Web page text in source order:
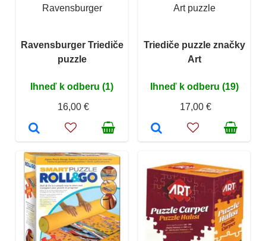
Ravensburger
Ravensburger Triediče
puzzle
Ihneď k odberu (1)
16,00 €
Art puzzle
Triediče puzzle značky
Art
Ihneď k odberu (19)
17,00 €